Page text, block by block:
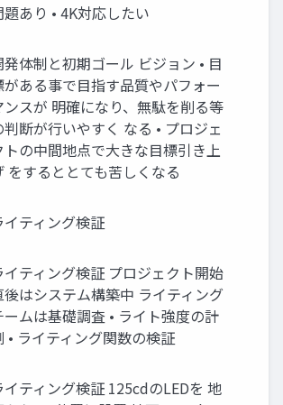
題あり • 4K対応したい
発体制と初期ゴール ビジョン • 目
がある事で目指す品質やパフォー
ンスが 明確になり、無駄を削る等
判断が行いやすく なる • プロジェ
トの中間地点で大きな目標引き上
をするととても苦しくなる
イティング検証
イティング検証 プロジェクト開始
後はシステム構築中 ライティング
ームは基礎調査 • ライト強度の計
• ライティング関数の検証
イティング検証 125cdのLEDを 地